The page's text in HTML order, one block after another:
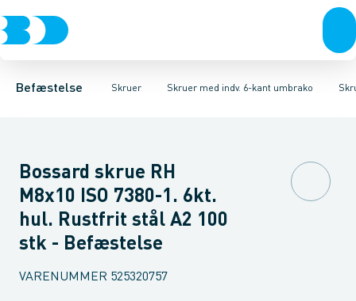
Befæstelse Skruer
Bolte & sætskruerMøtrikkerSkiverSkruerSøm & dykkere
Skruer med indv. 6-kant umbrako
Karmskruer Facadeskruer ByggeskruerSpånskruer
Skruer CH Sort Skruer CH Elgalvaniseret FZBSkruer CH
Bossard skrue RH
M8x10 ISO 7380-1. 6kt.
hul. Rustfrit stål A2 100
stk - Befæstelse
VARENUMMER 525320757